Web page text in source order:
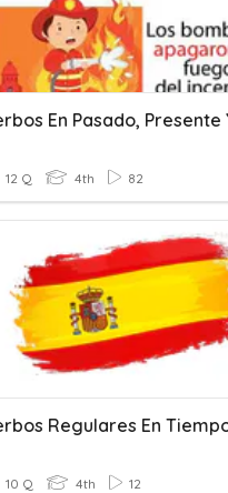
12 Q 4th 82
10 Q 4th 12